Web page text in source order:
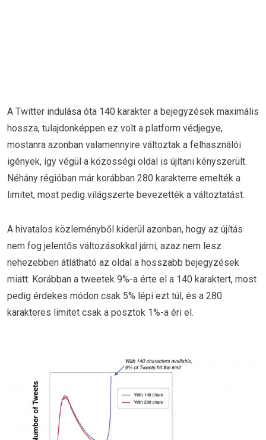
A Twitter indulása óta 140 karakter a bejegyzések maximális
hossza, tulajdonképpen ez volt a platform védjegye,
mostanra azonban valamennyire változtak a felhasználói
igények, így végül a közösségi oldal is újítani kényszerült.
Néhány régióban már korábban 280 karakterre emelték a
limitet, most pedig világszerte bevezették a változtatást.
A hivatalos közleményből kiderül azonban, hogy az újítás
nem fog jelentős változásokkal járni, azaz nem lesz
nehezebben átlátható az oldal a hosszabb bejegyzések
miatt. Korábban a tweetek 9%-a érte el a 140 karaktert, most
pedig érdekes módon csak 5% lépi ezt túl, és a 280
karakteres limitet csak a posztok 1%-a éri el.